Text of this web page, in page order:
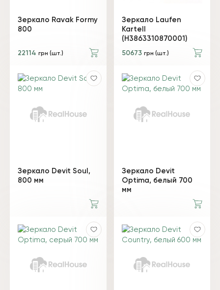
Зеркало Ravak Formy
800
22114 грн (шт.)
Зеркало Laufen
Kartell
(H3863310870001)
50673 грн (шт.)
Зеркало Devit Soul,
800 мм
Зеркало Devit
Optima, белый 700
мм